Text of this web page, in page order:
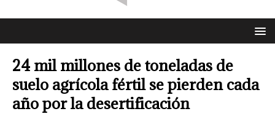
24 mil millones de toneladas de
suelo agrícola fértil se pierden cada
año por la desertificación